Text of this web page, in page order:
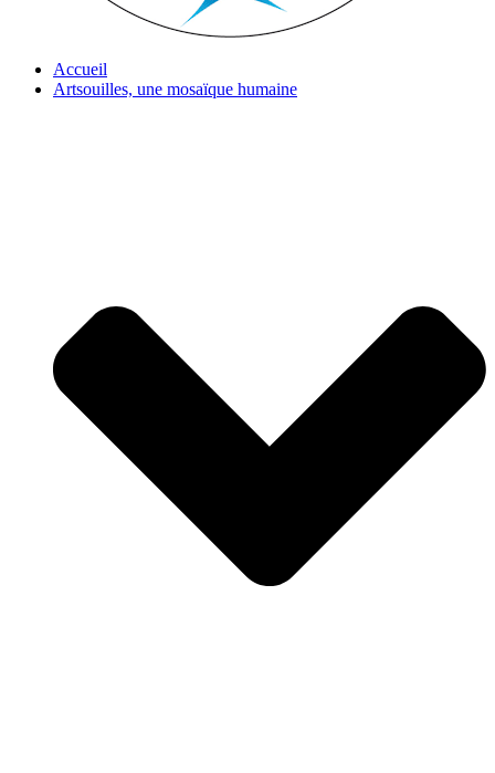
Accueil
Artsouilles, une mosaïque humaine